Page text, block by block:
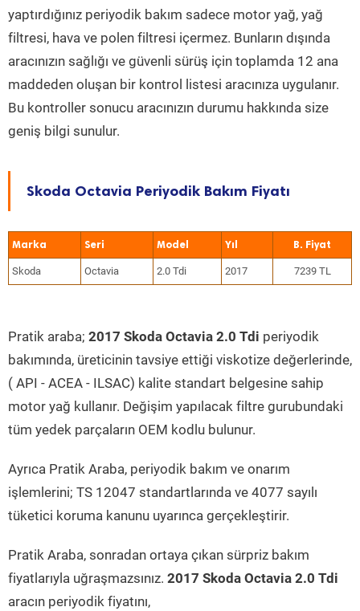
yaptırdığınız periyodik bakım sadece motor yağ, yağ
filtresi, hava ve polen filtresi içermez. Bunların dışında
aracınızın sağlığı ve güvenli sürüş için toplamda 12 ana
maddeden oluşan bir kontrol listesi aracınıza uygulanır.
Bu kontroller sonucu aracınızın durumu hakkında size
geniş bilgi sunulur.
Skoda Octavia Periyodik Bakım Fiyatı
Marka Seri Model Yıl
Skoda Octavia 2.0 Tdi 2017 7239 TL
Pratik araba; 2017 Skoda Octavia 2.0 Tdi periyodik
bakımında, üreticinin tavsiye ettiği viskotize değerlerinde,
( API - ACEA - ILSAC) kalite standart belgesine sahip
motor yağ kullanır. Değişim yapılacak filtre gurubundaki
tüm yedek parçaların OEM kodlu bulunur.
Ayrıca Pratik Araba, periyodik bakım ve onarım
işlemlerini; TS 12047 standartlarında ve 4077 sayılı
tüketici koruma kanunu uyarınca gerçekleştirir.
Pratik Araba, sonradan ortaya çıkan sürpriz bakım
fiyatlarıyla uğraşmazsınız. 2017 Skoda Octavia 2.0 Tdi
aracın periyodik fiyatını,